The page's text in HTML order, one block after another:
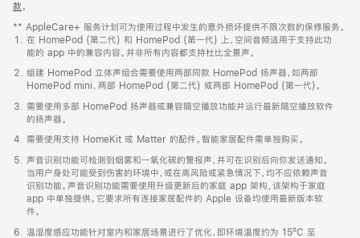
款。
窗
口
中
打
开)
** AppleCare+ 服务计划可为使用过程中发生的意外损坏提供不限次数的保修服务。
在 HomePod (第二代) 和 HomePod (第一代) 上，空间音频适用于支持此功
能的 app 中的兼容内容。并非所有内容都支持杜比全景声。
组建 HomePod 立体声组合需要使用两部同款 HomePod 扬声器，如两部
HomePod mini、两部 HomePod (第二代) 或两部 HomePod (第一代)。
需要使用多部 HomePod 扬声器或兼容隔空播放功能并运行最新隔空播放软件
的扬声器。
需要使用支持 HomeKit 或 Matter 的配件。智能家居配件需单独购买。
声音识别功能可检测到烟雾和一氧化碳的警报声，并可在识别后向你发送通知。
当用户身处可能受到伤害的环境中，或在高风险或紧急情况下，均不应依赖声音
识别功能。声音识别功能需要使用升级更新后的家庭 app 架构，该架构于家庭
app 中单独提供。它要求所有连接家居配件的 Apple 设备均使用最新版本软
件。
温湿度感应功能针对室内和家居场景进行了优化，即环境温度约为 15ºC 至